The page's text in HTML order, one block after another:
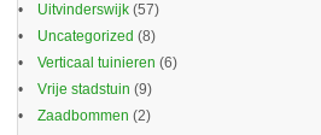
Uitvinderswijk (57)
Uncategorized (8)
Verticaal tuinieren (6)
Vrije stadstuin (9)
Zaadbommen (2)